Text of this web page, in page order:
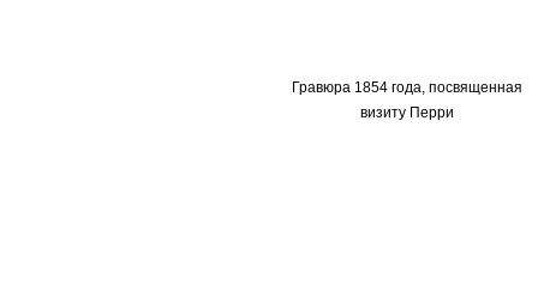
Гравюра 1854 года, посвященная
визиту Перри